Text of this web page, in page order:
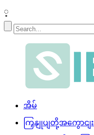
့
အိမ်
ကြှနျုပျတို့အကွောငျး